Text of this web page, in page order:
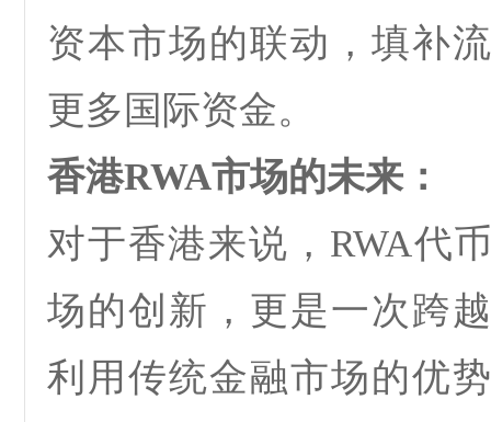
资本市场的联动，填补
更多国际资金。
香港RWA市场的未来：
对于香港来说， RWA代
场的创新，更是一次跨
利用传统金融市场的优